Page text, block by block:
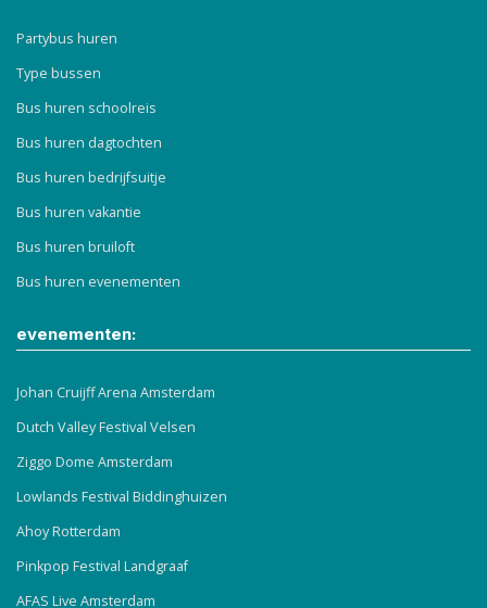
Partybus huren
Type bussen
Bus huren schoolreis
Bus huren dagtochten
Bus huren bedrijfsuitje
Bus huren vakantie
Bus huren bruiloft
Bus huren evenementen
evenementen:
Johan Cruijff Arena Amsterdam
Dutch Valley Festival Velsen
Ziggo Dome Amsterdam
Lowlands Festival Biddinghuizen
Ahoy Rotterdam
Pinkpop Festival Landgraaf
AFAS Live Amsterdam